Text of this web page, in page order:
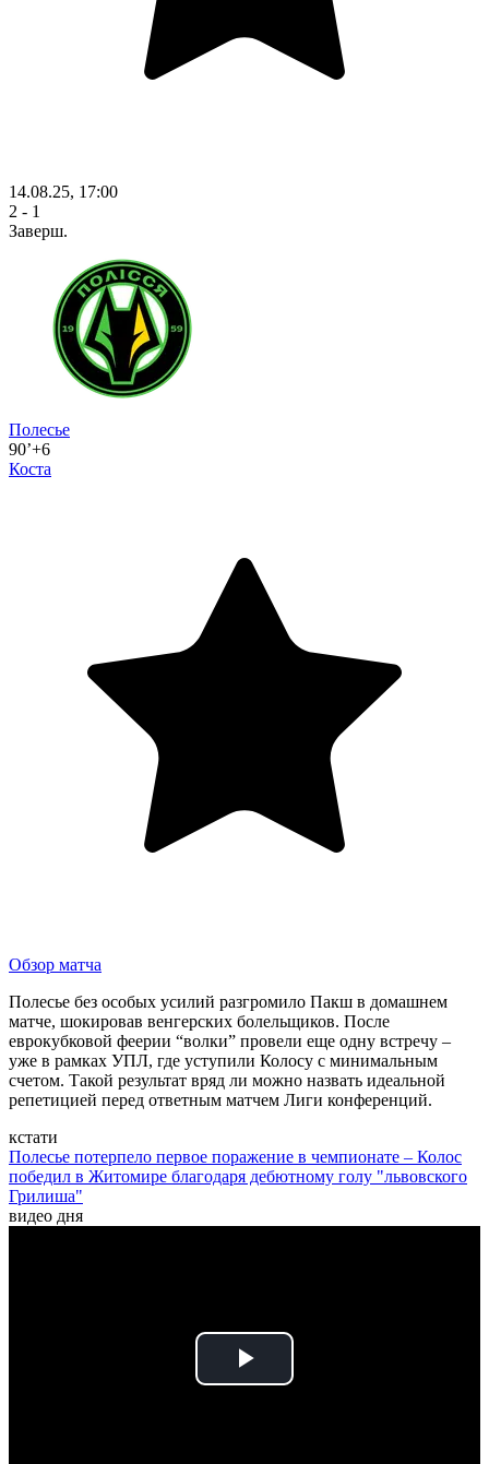
14.08.25, 17:00
2 - 1
Заверш.
Полесье
90’+6
Коста
Обзор матча
Полесье без особых усилий разгромило Пакш в домашнем
матче, шокировав венгерских болельщиков. После
еврокубковой феерии “волки” провели еще одну встречу –
уже в рамках УПЛ, где уступили Колосу с минимальным
счетом. Такой результат вряд ли можно назвать идеальной
репетицией перед ответным матчем Лиги конференций.
кстати
Полесье потерпело первое поражение в чемпионате – Колос
победил в Житомире благодаря дебютному голу "львовского
Грилиша"
видео дня
Play